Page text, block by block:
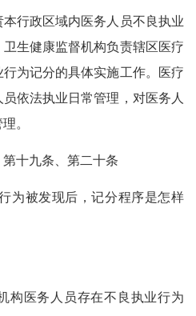
行政区域内医务人员不良执业
生健康监督机构负责辖区医疗
为记分的具体实施工作。医疗
依法执业日常管理，对医务人
。
十九条、第二十条
被发现后，记分程序是怎样
医务人员存在不良执业行为